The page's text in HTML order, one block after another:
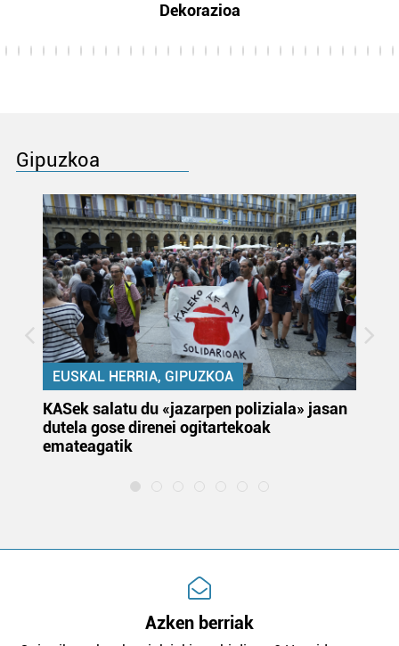
Dekorazioa
Gipuzkoa
EUSKAL HERRIA, GIPUZKOA
KASek salatu du «jazarpen poliziala» jasan
dutela gose direnei ogitartekoak
emateagatik
Azken berriak